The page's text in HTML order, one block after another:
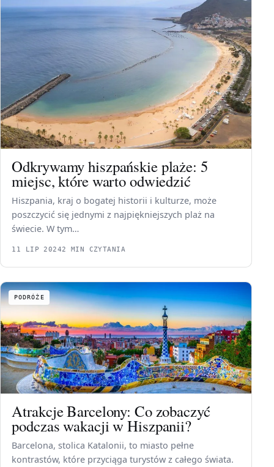
Odkrywamy hiszpańskie plaże: 5
miejsc, które warto odwiedzić
Hiszpania, kraj o bogatej historii i kulturze, może
poszczycić się jednymi z najpiękniejszych plaż na
świecie. W tym…
11 LIP 20242 MIN CZYTANIA
PODRÓŻE
Atrakcje Barcelony: Co zobaczyć
podczas wakacji w Hiszpanii?
Barcelona, stolica Katalonii, to miasto pełne
kontrastów, które przyciąga turystów z całego świata.